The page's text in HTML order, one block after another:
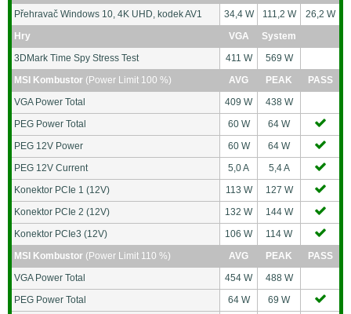
Přehravač Windows 10, 4K UHD, kodek AV1
34,4 W 111,2 W
26,2 W
Hry
VGA
System
3DMark Time Spy Stress Test
411 W
569 W
MSI Kombustor (Power Limit 100 %) AVG PEAK
PASS
VGA Power Total
409 W
438 W
PEG Power Total
60 W
64 W
PEG 12V Power
60 W
64 W
PEG 12V Current
5,0 A
5,4 A
Konektor PCIe 1 (12V)
113 W
127 W
Konektor PCIe 2 (12V)
132 W
144 W
Konektor PCIe3 (12V)
106 W
114 W
MSI Kombustor (Power Limit 110 %) AVG PEAK
PASS
VGA Power Total
454 W
488 W
PEG Power Total
64 W
69 W